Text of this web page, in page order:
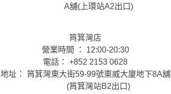
A舖(上環站A2出口)
筲箕灣店
營業時間 ： 12:00-20:30
電話： +852 2153 0628
地址： 筲箕灣東大街59-99號東威大廈地下8A舖
(筲箕灣站B2出口)